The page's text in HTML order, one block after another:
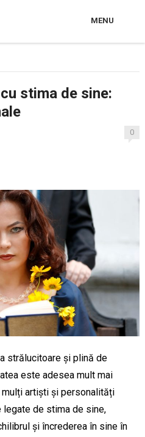
MENU
stima de sine:
0
strălucitoare și plină de
este adesea mult mai
artiști și personalități
de stima de sine,
și încrederea în sine în